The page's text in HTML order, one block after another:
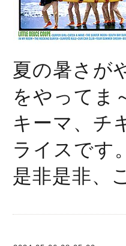
夏の暑さが
をやってま
キーマ、チ
ライスです。
是非是非、